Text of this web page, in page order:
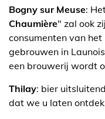
Bogny sur Meuse:
Chaumière" zal ook
consumenten van
gebrouwen in
een brouwerij wordt
Thilay: bier
dat we u laten